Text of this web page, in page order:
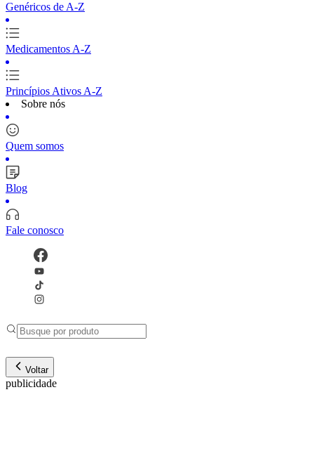
Genéricos de A-Z
Medicamentos A-Z
Princípios Ativos A-Z
Sobre nós
Quem somos
Blog
Fale conosco
Voltar
publicidade